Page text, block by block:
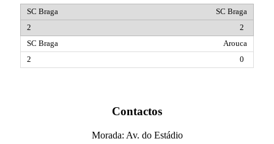
SC Braga
2
Arouca
0
Contactos
Morada: Av. do Estádio